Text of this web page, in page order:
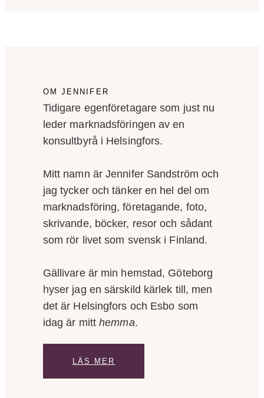
OM JENNIFER
Tidigare egenföretagare som just nu
leder marknadsföringen av en
konsultbyrå i Helsingfors.
Mitt namn är Jennifer Sandström och
jag tycker och tänker en hel del om
marknadsföring, företagande, foto,
skrivande, böcker, resor och sådant
som rör livet som svensk i Finland.
Gällivare är min hemstad, Göteborg
hyser jag en särskild kärlek till, men
det är Helsingfors och Esbo som
idag är mitthemma.
LÄS MER